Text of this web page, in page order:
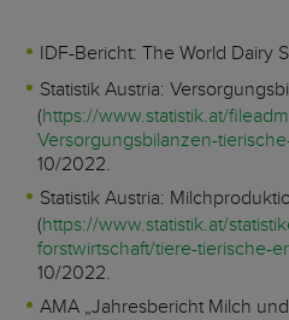
IDF-Bericht: The World Dairy
Statistik Austria:
(https://www.statistik.at/
Versorgungsbilanzen-
10/2022.
Statistik Austria:
(https://www.statistik.at/
forstwirtschaft/tiere-tierische-
10/2022.
AMA „Jahresbericht Milch